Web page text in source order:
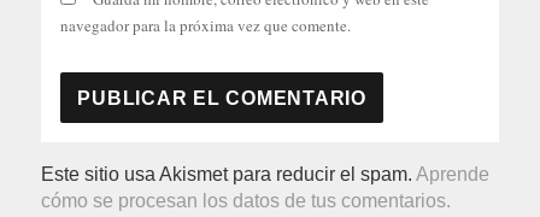
navegador para la próxima vez que comente.
Este sitio usa Akismet para reducir el spam.Aprende
cómo se procesan los datos de tus comentarios.